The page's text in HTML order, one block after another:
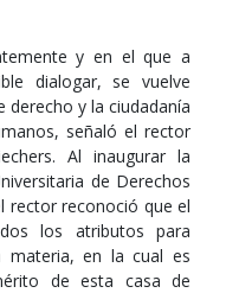
y en el que a
dialogar, se vuelve
y la ciudadanía
señaló el rector
Al inaugurar la
de Derechos
rector reconoció que el
los atributos para
materia, en la cual es
de esta casa de